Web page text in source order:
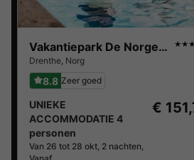
Vakantiepark De Norgerberg
Drenthe, Norg
8.8 Zeer goed
UNIEKE
ACCOMMODATIE 4
personen
Van 26 tot 28 okt, 2 nachten,
€